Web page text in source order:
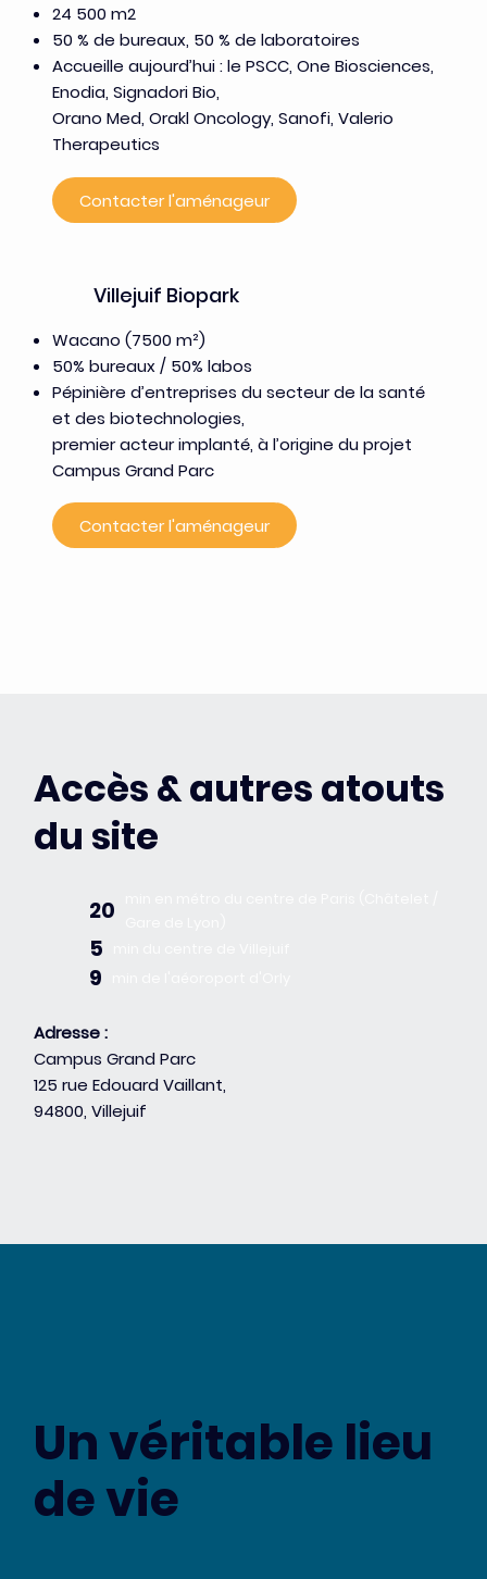
24 500 m2
50 % de bureaux, 50 % de laboratoires
Accueille aujourd’hui : le PSCC, One Biosciences,
Enodia, Signadori Bio,
Orano Med, Orakl Oncology, Sanofi, Valerio
Therapeutics
Contacter l'aménageur
Villejuif Biopark
Wacano (7500 m²)
50% bureaux / 50% labos
Pépinière d’entreprises du secteur de la santé
et des biotechnologies,
premier acteur implanté, à l’origine du projet
Campus Grand Parc
Contacter l'aménageur
Accès & autres atouts
du site
20
5
9
Adresse :
Campus Grand Parc
125 rue Edouard Vaillant,
94800, Villejuif
Un véritable lieu
de vie